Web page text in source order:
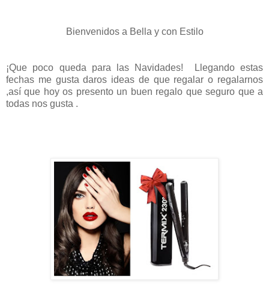
Bienvenidos a Bella y con Estilo
¡Que poco queda para las Navidades! Llegando estas
fechas me gusta daros ideas de que regalar o regalarnos
,así que hoy os presento un buen regalo que seguro que a
todas nos gusta .